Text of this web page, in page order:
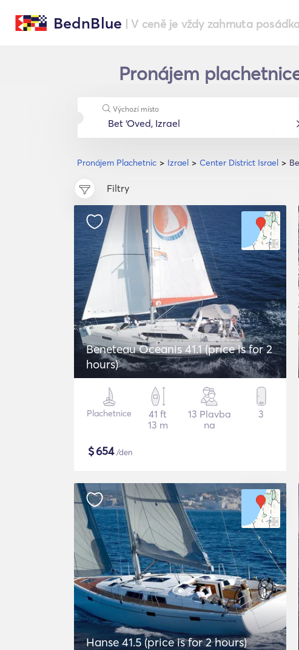
BednBlue | V ceně je vždy zahrnuta
Pronájem
Pronájem Plachetnic Izrael Center District Israel
Výchozí místo
Filtry
Beneteau Oceanis 41.1 (price is for 2
hours)
Plachetnice
41 ft
13 m
13 Plavba
na
3
$654/den
Hanse 41.5 (price is for 2 hours)